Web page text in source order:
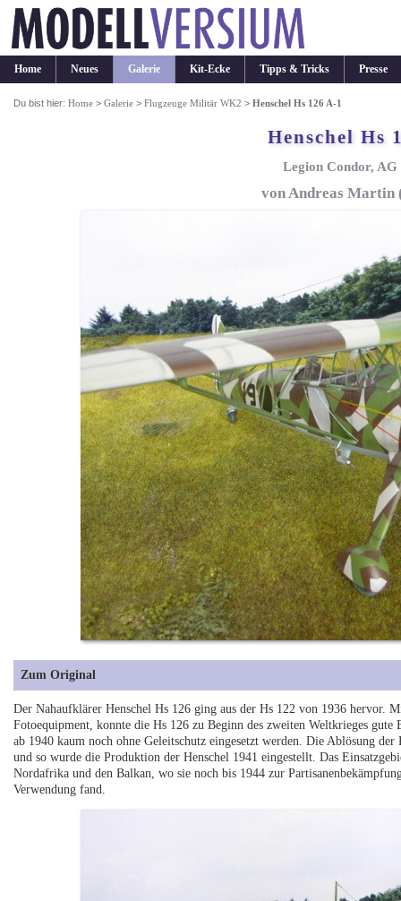
Home Neues Galerie Kit-Ecke Tipps & Tricks Presse
Du bist hier:Home >Galerie >Flugzeuge Militär WK2 >Henschel Hs 126 A-1
Henschel Hs
Legion Condor, AG
von Andreas Martin
Zum Original
Der Nahaufklärer Henschel Hs 126 ging aus der Hs 122 von 1936 hervor.
Fotoequipment, konnte die Hs 126 zu Beginn des zweiten Weltkrieges
ab 1940 kaum noch ohne Geleitschutz eingesetzt werden. Die Ablösung
und so wurde die Produktion der Henschel 1941 eingestellt. Das
Nordafrika und den Balkan, wo sie noch bis 1944 zur
Verwendung fand.